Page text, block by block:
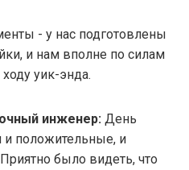
- у нас подготовлены
и нам вполне по силам
уик-энда.
инженер: День
и положительные, и
было видеть, что